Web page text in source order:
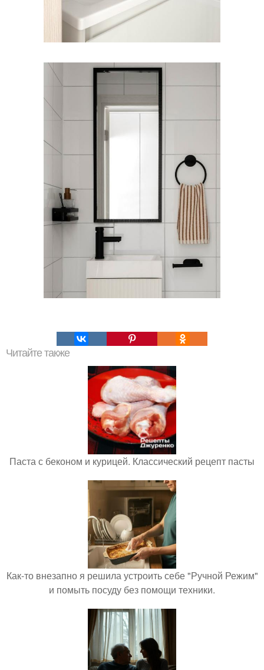
Читайте также
Паста с беконом и курицей. Классический рецепт пасты
Как-то внезапно я решила устроить себе "Ручной Режим"
и помыть посуду без помощи техники.